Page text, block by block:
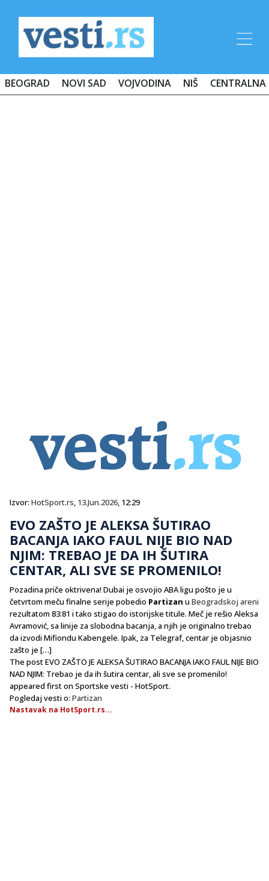
BEOGRAD NOVI SAD VOJVODINA NIŠ CENTRALNA
Izvor: HotSport.rs, 13.Jun.2026, 12:29
EVO ZAŠTO JE ALEKSA ŠUTIRAO
BACANJA IAKO FAUL NIJE BIO NAD
NJIM: TREBAO JE DA IH ŠUTIRA
CENTAR, ALI SVE SE PROMENILO!
Pozadina priče oktrivena! Dubai je osvojio ABA ligu pošto je u
četvrtom meču finalne serije pobedio Partizan u Beogradskoj areni
rezultatom 83:81 i tako stigao do istorijske titule. Meč je rešio Aleksa
Avramović, sa linije za slobodna bacanja, a njih je originalno trebao
da izvodi Mifiondu Kabengele. Ipak, za Telegraf, centar je objasnio
zašto je […]
The post EVO ZAŠTO JE ALEKSA ŠUTIRAO BACANJA IAKO FAUL NIJE BIO
NAD NJIM: Trebao je da ih šutira centar, ali sve se promenilo!
appeared first on Sportske vesti - HotSport.
Pogledaj vesti o: Partizan
Nastavak na HotSport.rs...